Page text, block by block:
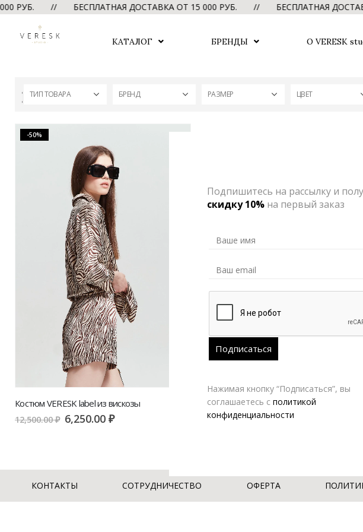
РУБ. // БЕСПЛАТНАЯ ДОСТАВКА ОТ 15 000 РУБ. // БЕСПЛАТНАЯ
КАТАЛОГ БРЕНДЫ О VERESK
ТИП ТОВАРА БРЕНД РАЗМЕР ЦВЕТ
-50%
Костюм VERESK label из вискозы
12,500.00₽ 6,250.00₽
КОНТАКТЫ СОТРУДНИЧЕСТВО ОФЕРТА
Подпишитесь на рассылку и
скидку 10%на первый заказ
Нажимая кнопку “Подписаться”, вы
соглашаетесь с политикой
конфиденциальности